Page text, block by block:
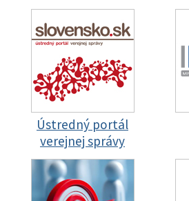
Ústredný portál
verejnej správy